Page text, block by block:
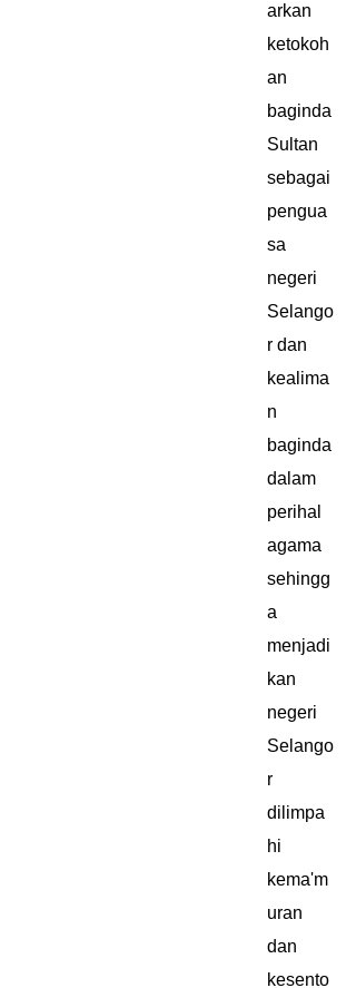
arkan
ketokoh
an
baginda
Sultan
sebagai
pengua
sa
negeri
Selango
r dan
kealima
n
baginda
dalam
perihal
agama
sehingg
a
menjadi
kan
negeri
Selango
r
dilimpa
hi
kema'm
uran
dan
kesento